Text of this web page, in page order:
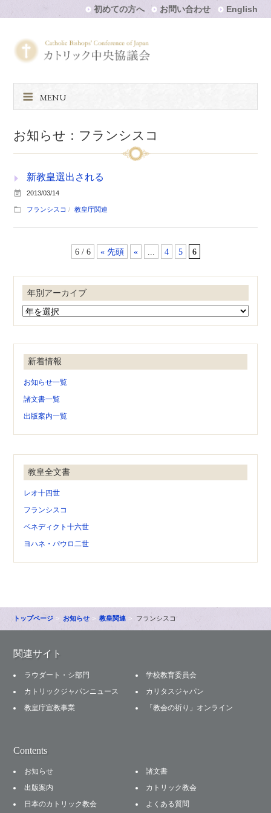
初めての方へ お問い合わせ English
MENU
お知らせ：フランシスコ
新教皇選出される
2013/03/14
フランシスコ 教皇庁関連
6 / 6 « 先頭 « 4 5 6
年別アーカイブ
新着情報
お知らせ一覧
諸文書一覧
出版案内一覧
教皇全文書
レオ十四世
フランシスコ
ベネディクト十六世
ヨハネ・パウロ二世
トップページ お知らせ 教皇関連 フランシスコ
関連サイト
ラウダート・シ部門
学校教育委員会
カトリックジャパンニュース
カリタスジャパン
教皇庁宣教事業
「教会の祈り」オンライン
Contents
お知らせ
諸文書
出版案内
カトリック教会
日本のカトリック教会
よくある質問